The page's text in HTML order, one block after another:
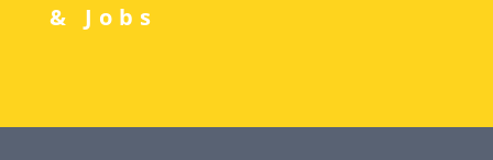
& Jobs